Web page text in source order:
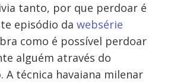
tanto, por que perdoar é
episódio da websérie
como é possível perdoar
alguém através do
. A técnica havaiana milenar